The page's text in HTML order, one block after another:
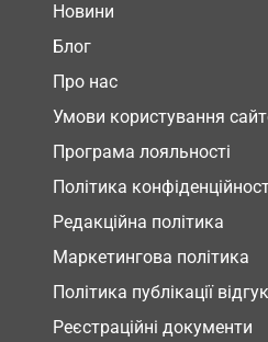
Новини
Блог
Про нас
Умови користування
Програма лояльності
Політика
Редакційна політика
Маркетингова політика
Політика публікації
Реєстраційні документи